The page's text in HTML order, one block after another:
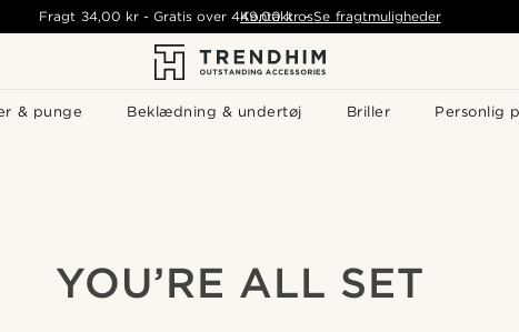
& punge Beklædning & undertøj Briller Personlig
Fragt 34,00 kr- Gratis over 449,00 kr - Se fragtmuligheder
Kontakt os
YOU’RE ALL SET